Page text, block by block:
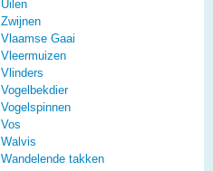
Uilen
Zwijnen
Vlaamse Gaai
Vleermuizen
Vlinders
Vogelbekdier
Vogelspinnen
Vos
Walvis
Wandelende takken